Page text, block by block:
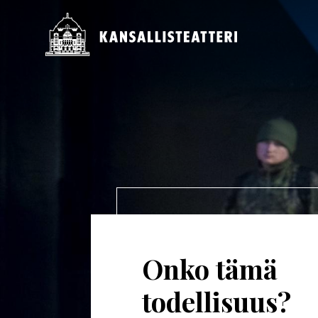
pääsisältöön
Päävalikko
Onko tämä
todellisuus?